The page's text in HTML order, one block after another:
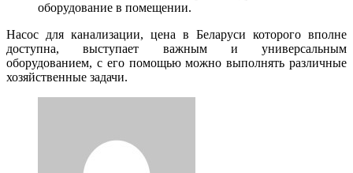
оборудование в помещении.
Насос для канализации, цена в Беларуси которого вполне
доступна, выступает важным и универсальным
оборудованием, с его помощью можно выполнять различные
хозяйственные задачи.